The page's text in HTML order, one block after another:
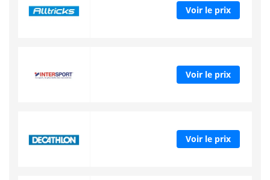
Voir le prix
Voir le prix
Voir le prix